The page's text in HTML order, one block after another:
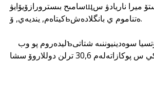
سامىح بىسترورازۆيۆايۋщيحسيا گوسۋدارستۆ ميرا ناريادۋ س
كيتاەم, ينديەي, ۆьەتناموم ي بانگلادەش.